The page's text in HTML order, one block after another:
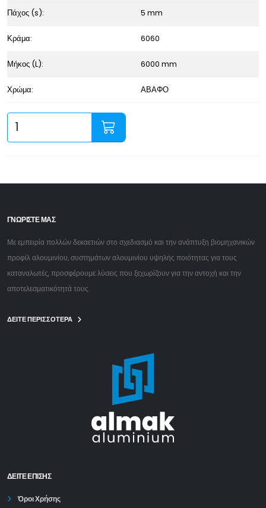
Πάχος (s): 5 mm
Κράμα: 6060
Μήκος (L): 6000 mm
Χρώμα: ΑΒΑΦΟ
ΓΝΩΡΙΣΤΕ ΜΑΣ
Με εμπειρία πολλών δεκαετιών στο σχεδιασμό και την ανάπτυξη βιομηχανικών
προφίλ αλουμινίου, συστημάτων αλουμινίου υψηλής ποιότητας για τους
καταναλωτές, προσφέρουμε λύσεις που ξεχωρίζουν για την αντοχή και την
αποτελεσματικότητά τους.
ΔΕΙΤΕ ΠΕΡΙΣΣΟΤΕΡΑ
ΔΕΊΤΕ ΕΠΙΣΗΣ
Όροι Χρήσης